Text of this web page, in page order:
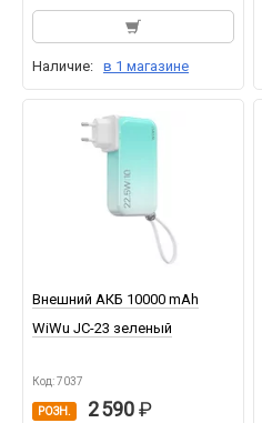
Наличие: в 1 магазине
Внешний АКБ 10000 mAh
WiWu JC-23 зеленый
Код: 7037
РОЗН. 2 590